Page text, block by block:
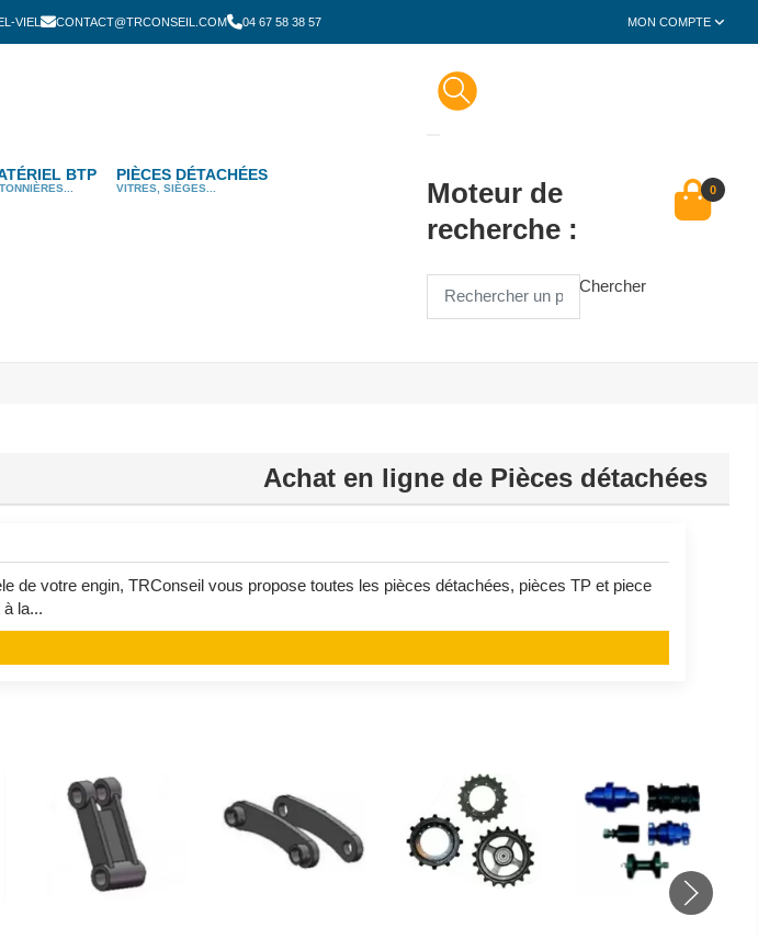
VIEL CONTACT@TRCONSEIL.COM 04 67 58 38 57 MON COMPTE
BTP PIÈCES DÉTACHÉES
VITRES, SIÈGES...
Moteur de
recherche :
Chercher
0
Achat en ligne de Pièces détachées
de votre engin, TRConseil vous propose toutes les pièces détachées, pièces TP et piece
la...